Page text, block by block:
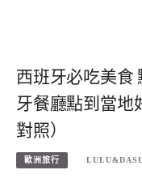
西班牙必吃美食
牙餐廳點到當地
對照）
歐洲旅行